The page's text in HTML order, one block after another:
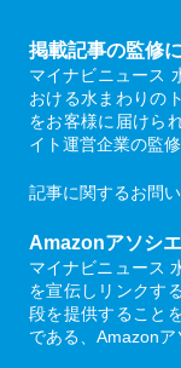
掲載記事の監修
マイナビニュース
おける水まわりの
をお客様に届けら
イト運営企業の監
記事に関するお問
Amazonアソシ
マイナビニュース
を宣伝しリンクす
段を提供すること
である、Amazonア